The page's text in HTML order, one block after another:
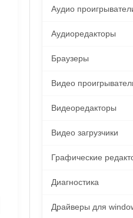
Аудио
Аудиоредакторы
Браузеры
Видео
Видеоредакторы
Видео загрузчики
Графические
Диагностика
Драйверы для